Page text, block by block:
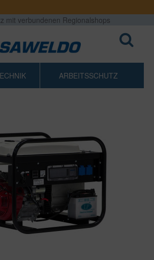
mit verbundenen Regionalshops
ARBEITSSCHUTZ